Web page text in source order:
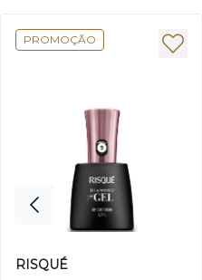
PROMOÇÃO
RISQUÉ